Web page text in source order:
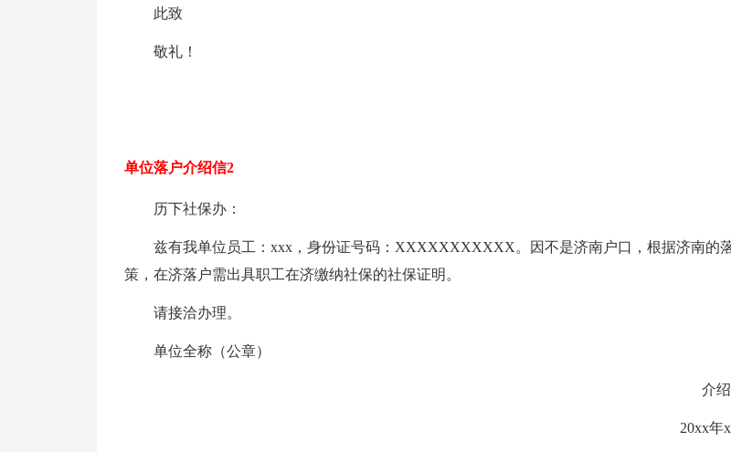
此致
敬礼！
单位落户介绍信2
历下社保办：
兹有我单位员工：xxx，身份证号码：XXXXXXXXXXX。因不是济南户口，根据济南的
策，在济落户需出具职工在济缴纳社保的社保证明。
请接洽办理。
单位全称（公章）
介
20xx年